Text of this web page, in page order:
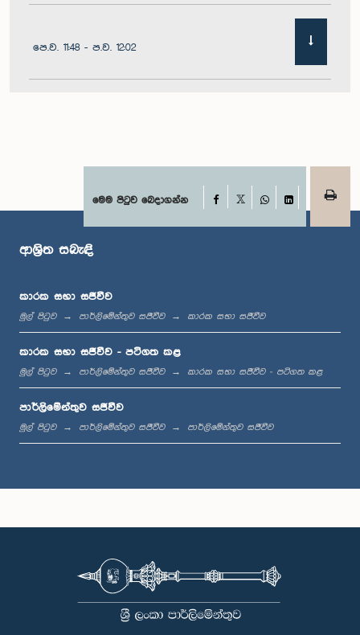
පෙ.ව. 11:48 - ප.ව. 12:02
ප.ව. 12:19 - ප.ව. 12:32
ප.ව. 1:06 - ප.ව. 1:17
ප.ව. 1:17 - ප.ව. 1:24
ප.ව. 1:33 - ප.ව. 1:43
මෙම පිටුව බෙදාගන්න Facebook
WhatsApp
LinkedIn
ආශ්‍රිත සබැඳි
කාරක සභා සජීවීව
මුල් පිටුව පාර්ලිමේන්තුව සජීවීව කාරක සභා සජීවීව
කාරක සභා සජීවීව - පටිගත කළ
මුල් පිටුව පාර්ලිමේන්තුව සජීවීව කාරක සභා සජීවීව - පටිගත කළ
පාර්ලිමේන්තුව සජීවීව
මුල් පිටුව පාර්ලිමේන්තුව සජීවීව පාර්ලිමේන්තුව සජීවීව